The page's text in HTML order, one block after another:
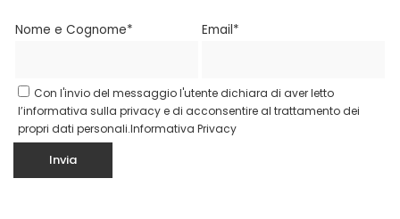
Nome e Cognome* Email*
Con l'invio del messaggio l'utente dichiara di aver letto
l’informativa sulla privacy e di acconsentire al trattamento dei
propri dati personali.Informativa Privacy